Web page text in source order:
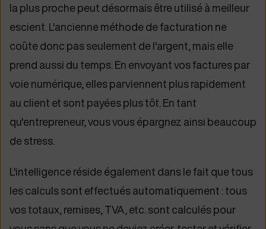
la plus proche peut désormais être utilisé à meilleur
escient. L'ancienne méthode de facturation ne
coûte donc pas seulement de l'argent, mais elle
prend aussi du temps. En envoyant vos factures par
voie numérique, elles parviennent plus rapidement
au client et sont payées plus tôt. En tant
qu'entrepreneur, vous vous épargnez ainsi beaucoup
de stress.
L'intelligence réside également dans le fait que tous
les calculs sont effectués automatiquement : tous
vos totaux, remises, TVA, etc. sont calculés pour